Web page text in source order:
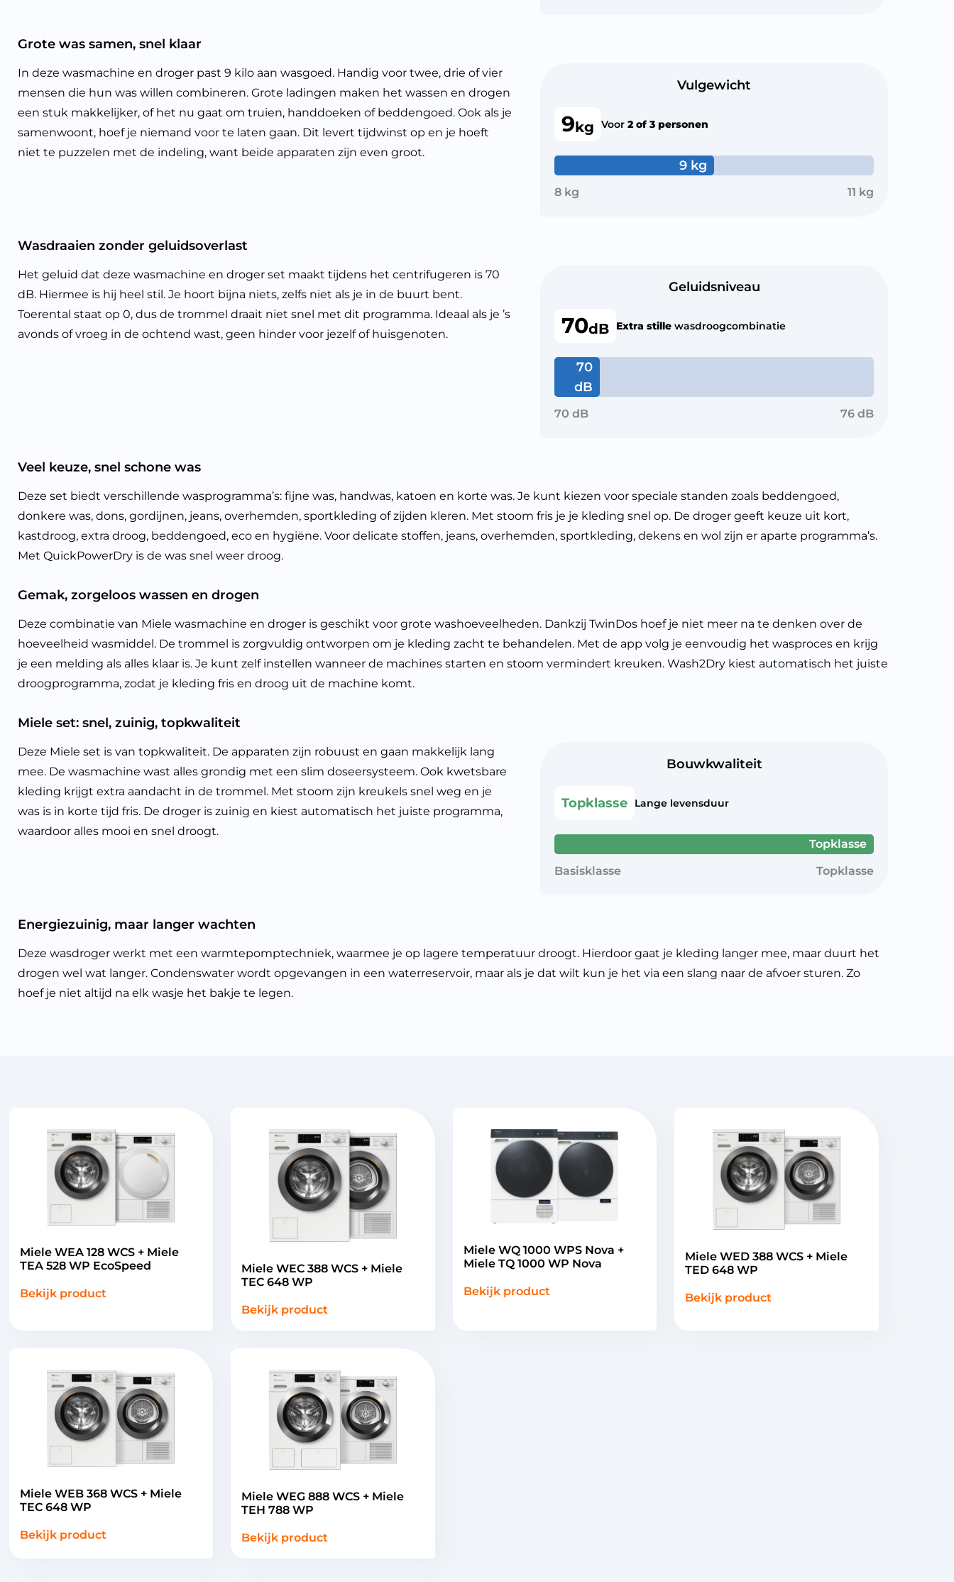
Grote was samen, snel klaar
In deze wasmachine en droger past 9 kilo aan wasgoed. Handig voor twee, drie of vier
mensen die hun was willen combineren. Grote ladingen maken het wassen en drogen
een stuk makkelijker, of het nu gaat om truien, handdoeken of beddengoed. Ook als je
samenwoont, hoef je niemand voor te laten gaan. Dit levert tijdwinst op en je hoeft
niet te puzzelen met de indeling, want beide apparaten zijn even groot.
Vulgewicht
9kg Voor 2 of 3 personen
9 kg
8 kg 11 kg
Wasdraaien zonder geluidsoverlast
Het geluid dat deze wasmachine en droger set maakt tijdens het centrifugeren is 70
dB. Hiermee is hij heel stil. Je hoort bijna niets, zelfs niet als je in de buurt bent.
Toerental staat op 0, dus de trommel draait niet snel met dit programma. Ideaal als je ’s
avonds of vroeg in de ochtend wast, geen hinder voor jezelf of huisgenoten.
Geluidsniveau
70dB Extra stille wasdroogcombinatie
70
dB
70 dB 76 dB
Veel keuze, snel schone was
Deze set biedt verschillende wasprogramma’s: fijne was, handwas, katoen en korte was. Je kunt kiezen voor speciale standen zoals beddengoed,
donkere was, dons, gordijnen, jeans, overhemden, sportkleding of zijden kleren. Met stoom fris je je kleding snel op. De droger geeft keuze uit kort,
kastdroog, extra droog, beddengoed, eco en hygiëne. Voor delicate stoffen, jeans, overhemden, sportkleding, dekens en wol zijn er aparte programma’s.
Met QuickPowerDry is de was snel weer droog.
Gemak, zorgeloos wassen en drogen
Deze combinatie van Miele wasmachine en droger is geschikt voor grote washoeveelheden. Dankzij TwinDos hoef je niet meer na te denken over de
hoeveelheid wasmiddel. De trommel is zorgvuldig ontworpen om je kleding zacht te behandelen. Met de app volg je eenvoudig het wasproces en krijg
je een melding als alles klaar is. Je kunt zelf instellen wanneer de machines starten en stoom vermindert kreuken. Wash2Dry kiest automatisch het juiste
droogprogramma, zodat je kleding fris en droog uit de machine komt.
Miele set: snel, zuinig, topkwaliteit
Deze Miele set is van topkwaliteit. De apparaten zijn robuust en gaan makkelijk lang
mee. De wasmachine wast alles grondig met een slim doseersysteem. Ook kwetsbare
kleding krijgt extra aandacht in de trommel. Met stoom zijn kreukels snel weg en je
was is in korte tijd fris. De droger is zuinig en kiest automatisch het juiste programma,
waardoor alles mooi en snel droogt.
Bouwkwaliteit
Topklasse Lange levensduur
Topklasse
Basisklasse
Topklasse
Energiezuinig, maar langer wachten
Deze wasdroger werkt met een warmtepomptechniek, waarmee je op lagere temperatuur droogt. Hierdoor gaat je kleding langer mee, maar duurt het
drogen wel wat langer. Condenswater wordt opgevangen in een waterreservoir, maar als je dat wilt kun je het via een slang naar de afvoer sturen. Zo
hoef je niet altijd na elk wasje het bakje te legen.
Miele WEA 128 WCS + Miele
TEA 528 WP EcoSpeed
Bekijk product
Miele WEC 388 WCS + Miele
TEC 648 WP
Bekijk product
Miele WQ 1000 WPS Nova +
Miele TQ 1000 WP Nova
Bekijk product
Miele WED 388 WCS + Miele
TED 648 WP
Bekijk product
Miele WEB 368 WCS + Miele
TEC 648 WP
Bekijk product
Miele WEG 888 WCS + Miele
TEH 788 WP
Bekijk product